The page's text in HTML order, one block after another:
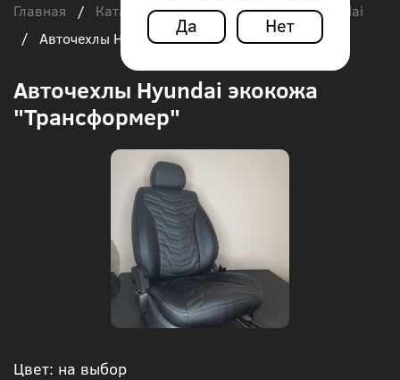
Да Нет
Главная / Каталог чехлов / Автобус / Hyundai
/
Авточехлы Hyundai экокожа "Трансформер"
Авточехлы Hyundai экокожа
"Трансформер"
Цвет: на выбор